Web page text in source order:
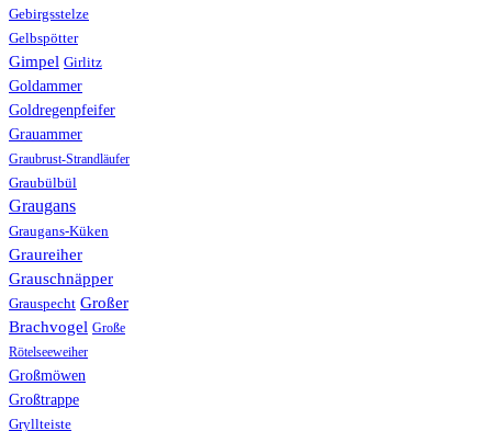
Gebirgsstelze
Gelbspötter
Gimpel Girlitz
Goldammer
Goldregenpfeifer
Grauammer
Graubrust-Strandläufer
Graubülbül
Graugans
Graugans-Küken
Graureiher
Grauschnäpper
Grauspecht Großer
Brachvogel Große
Rötelseeweiher
Großmöwen
Großtrappe
Gryllteiste